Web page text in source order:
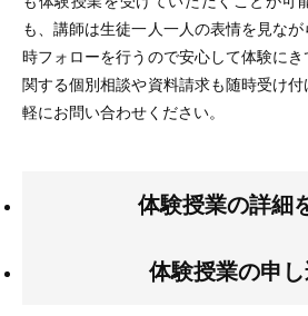
も、講師は生徒一人一人の表情を見な
時フォローを行うので安心して体験に
関する個別相談や資料請求も随時受け
軽にお問い合わせください。
体験授業の詳細
体験授業の申